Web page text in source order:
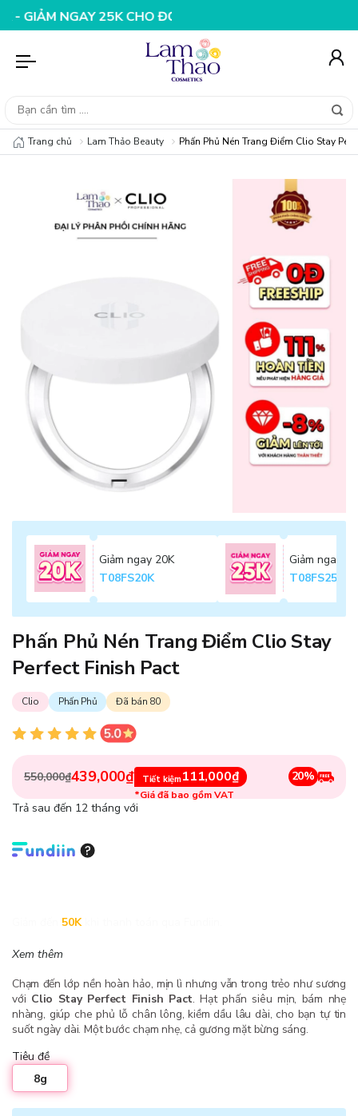
25K CHO ĐƠN HÀNG 99K
Trang chủ Lam Thảo Beauty Phấn Phủ Nén Trang Điểm Clio Stay
Giảm ngay 20K
T08FS20K
Giảm ngay
T08FS25K
Phấn Phủ Nén Trang Điểm Clio Stay
Perfect Finish Pact
Clio Phấn Phủ Đã bán 80
550,000₫439,000₫ Tiết kiệm111,000₫
*Giá đã bao gồm VAT
20%
Trả sau đến 12 tháng với
50K
Xem thêm
Chạm đến lớp nền hoàn hảo, mịn lì nhưng vẫn trong trẻo như sương
với Clio Stay Perfect Finish Pact. Hạt phấn siêu mịn, bám nhẹ
nhàng, giúp che phủ lỗ chân lông, kiềm dầu lâu dài, cho bạn tự tin
suốt ngày dài. Một bước chạm nhẹ, cả gương mặt bừng sáng.
Tiêu đề
8g